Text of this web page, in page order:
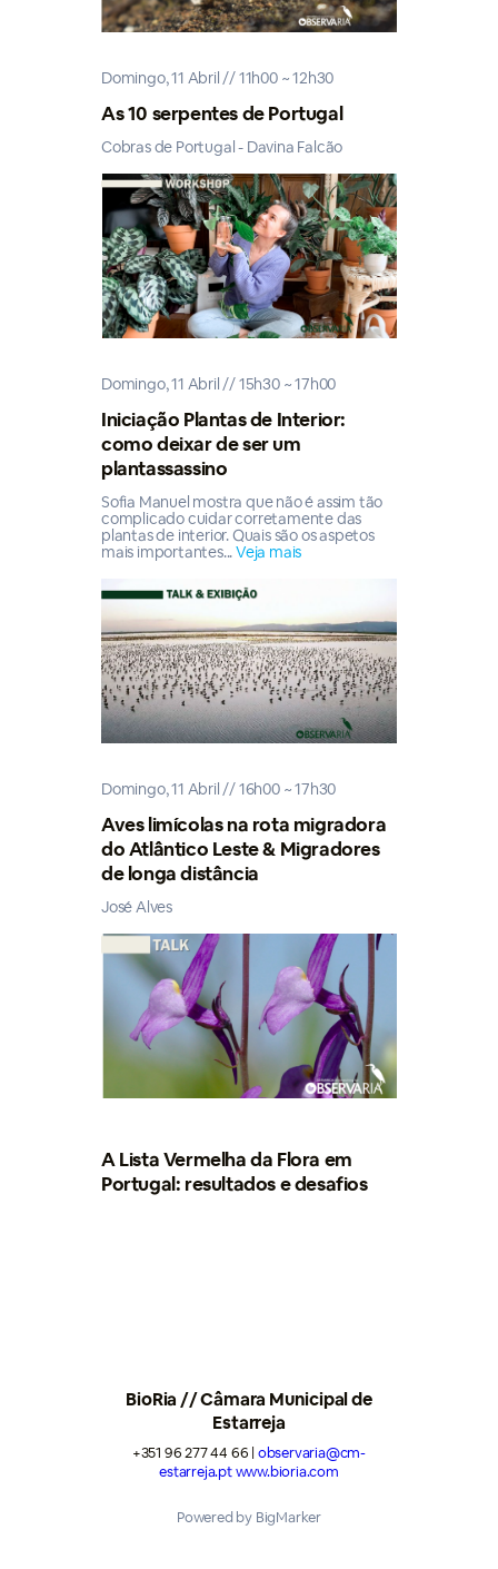
Domingo, 11 Abril // 11h00 ~ 12h30
As 10 serpentes de Portugal
Cobras de Portugal - Davina Falcão
Domingo, 11 Abril // 15h30 ~ 17h00
Iniciação Plantas de Interior:
como deixar de ser um
plantassassino
Sofia Manuel mostra que não é assim tão
complicado cuidar corretamente das
plantas de interior. Quais são os aspetos
mais importantes...Veja mais
Domingo, 11 Abril // 16h00 ~ 17h30
Aves limícolas na rota migradora
do Atlântico Leste & Migradores
de longa distância
José Alves
A Lista Vermelha da Flora em
Portugal: resultados e desafios
BioRia // Câmara Municipal de
Estarreja
+351 96 277 44 66 | observaria@cm-
estarreja.ptwww.bioria.com
Powered by BigMarker